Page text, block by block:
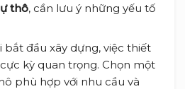
thô, cần lưu ý những yếu tố
bắt đầu xây dựng, việc thiết
kỳ quan trọng. Chọn một
phù hợp với nhu cầu và